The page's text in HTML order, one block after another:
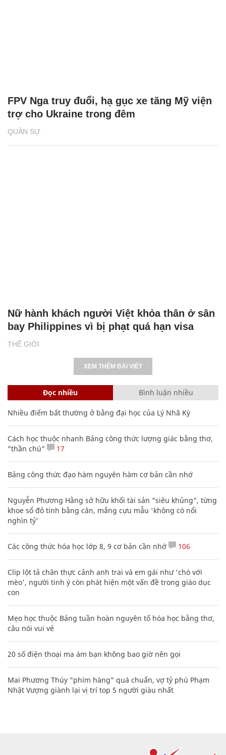
QUÂN SỰ
FPV Nga truy đuổi, hạ gục xe tăng Mỹ viện
trợ cho Ukraine trong đêm
THẾ GIỚI
Nữ hành khách người Việt khỏa thân ở sân
bay Philippines vì bị phạt quá hạn visa
XEM THÊM BÀI VIẾT
Đọc nhiều Bình luận nhiều
Nhiều điểm bất thường ở bằng đại học của Lý Nhã Kỳ
Cách học thuộc nhanh Bảng công thức lượng giác bằng thơ,
"thần chú"
17
Bảng công thức đạo hàm nguyên hàm cơ bản cần nhớ
Nguyễn Phương Hằng sở hữu khối tài sản "siêu khủng", từng
khoe sổ đỏ tính bằng cân, mắng cựu mẫu 'không có nổi
nghìn tỷ'
Các công thức hóa học lớp 8, 9 cơ bản cần nhớ 106
Clip lột tả chân thực cảnh anh trai và em gái như 'chó với
mèo', người tinh ý còn phát hiện một vấn đề trong giáo dục
con
Mẹo học thuộc Bảng tuần hoàn nguyên tố hóa học bằng thơ,
câu nói vui vẻ
20 số điện thoại ma ám bạn không bao giờ nên gọi
Mai Phương Thúy "phím hàng" quá chuẩn, vợ tỷ phú Phạm
Nhật Vượng giành lại vị trí top 5 người giàu nhất